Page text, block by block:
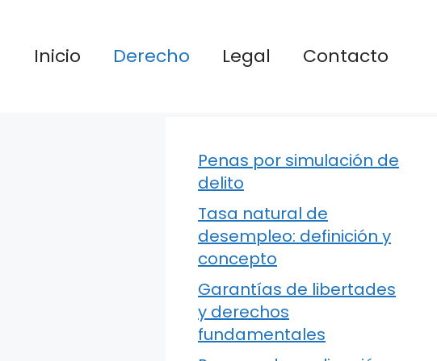
Inicio Derecho Legal Contacto
Penas por simulación de
delito
Tasa natural de
desempleo: definición y
concepto
Garantías de libertades
y derechos
fundamentales